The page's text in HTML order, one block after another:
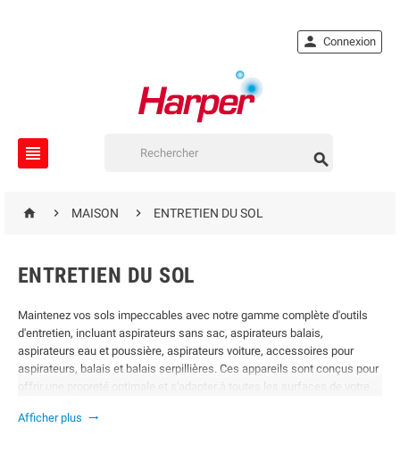
 
 Connexion
  MAISON  ENTRETIEN DU SOL
ENTRETIEN DU SOL
Maintenez vos sols impeccables avec notre gamme complète d'outils
d'entretien, incluant aspirateurs sans sac, aspirateurs balais,
aspirateurs eau et poussière, aspirateurs voiture, accessoires pour
aspirateurs, balais et balais serpillières. Ces appareils sont conçus pour
Afficher plus
